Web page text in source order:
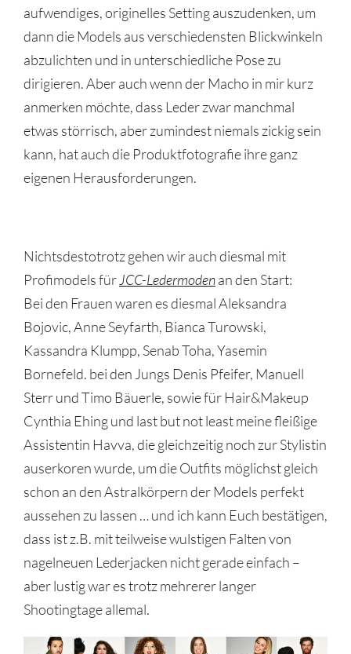
aufwendiges, originelles Setting auszudenken, um
dann die Models aus verschiedensten Blickwinkeln
abzulichten und in unterschiedliche Pose zu
dirigieren. Aber auch wenn der Macho in mir kurz
anmerken möchte, dass Leder zwar manchmal
etwas störrisch, aber zumindest niemals zickig sein
kann, hat auch die Produktfotografie ihre ganz
eigenen Herausforderungen.
Nichtsdestotrotz gehen wir auch diesmal mit
Profimodels fürJCC-Ledermodenan den Start:
Bei den Frauen waren es diesmal Aleksandra
Bojovic, Anne Seyfarth, Bianca Turowski,
Kassandra Klumpp, Senab Toha, Yasemin
Bornefeld. bei den Jungs Denis Pfeifer, Manuell
Sterr und Timo Bäuerle, sowie für Hair&Makeup
Cynthia Ehing und last but not least meine fleißige
Assistentin Havva, die gleichzeitig noch zur Stylistin
auserkoren wurde, um die Outfits möglichst gleich
schon an den Astralkörpern der Models perfekt
aussehen zu lassen … und ich kann Euch bestätigen,
dass ist z.B. mit teilweise wulstigen Falten von
nagelneuen Lederjacken nicht gerade einfach –
aber lustig war es trotz mehrerer langer
Shootingtage allemal.